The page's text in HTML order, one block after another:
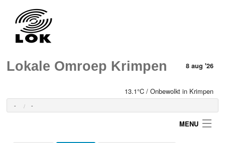
Lokale Omroep Krimpen 8 aug '26
13.1°C / Onbewolkt in Krimpen
- -
MENU